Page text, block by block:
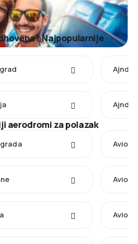
Najpopularnije
aerodromi za polazak
Avio
Avio
Avio